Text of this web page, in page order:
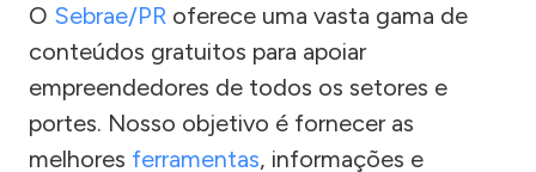
O Sebrae/PR oferece uma vasta gama de
conteúdos gratuitos para apoiar
empreendedores de todos os setores e
portes. Nosso objetivo é fornecer as
melhores ferramentas, informações e